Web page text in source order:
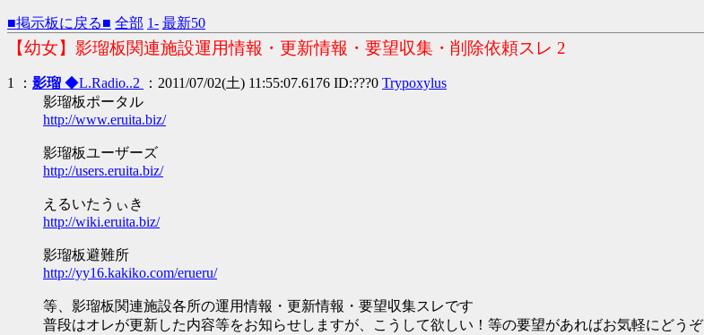
■掲示板に戻る■ 全部 1- 最新50
【幼女】影瑠板関連施設運用情報・更新情報・要望収集・削除依頼スレ 2
1 ： 影瑠 ◆L.Radio..2 ：2011/07/02(土) 11:55:07.6176 ID:???0 Trypoxylus
影瑠板ポータル
http://www.eruita.biz/
影瑠板ユーザーズ
http://users.eruita.biz/
えるいたうぃき
http://wiki.eruita.biz/
影瑠板避難所
http://yy16.kakiko.com/erueru/
等、影瑠板関連施設各所の運用情報・更新情報・要望収集スレです
普段はオレが更新した内容等をお知らせしますが、こうして欲しい！等の要望があればお気軽にどうぞ